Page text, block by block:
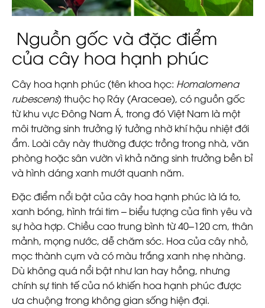
Nguồn gốc và đặc điểm
của cây hoa hạnh phúc
Cây hoa hạnh phúc (tên khoa học: Homalomena
rubescens) thuộc họ Ráy (Araceae), có nguồn gốc
từ khu vực Đông Nam Á, trong đó Việt Nam là một
môi trường sinh trưởng lý tưởng nhờ khí hậu nhiệt đới
ẩm. Loài cây này thường được trồng trong nhà, văn
phòng hoặc sân vườn vì khả năng sinh trưởng bền bỉ
và hình dáng xanh mướt quanh năm.
Đặc điểm nổi bật của cây hoa hạnh phúc là lá to,
xanh bóng, hình trái tim – biểu tượng của tình yêu và
sự hòa hợp. Chiều cao trung bình từ 40–120 cm, thân
mảnh, mọng nước, dễ chăm sóc. Hoa của cây nhỏ,
mọc thành cụm và có màu trắng xanh nhẹ nhàng.
Dù không quá nổi bật như lan hay hồng, nhưng
chính sự tinh tế của nó khiến hoa hạnh phúc được
ưa chuộng trong không gian sống hiện đại.